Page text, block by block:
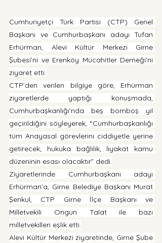
Cumhuriyetçi Türk Partisi (CTP) Genel
Başkanı ve Cumhurbaşkanı adayı Tufan
Erhürman, Alevi Kültür Merkezi Girne
Şubesi’ni ve Erenköy Mücahitler Derneği’ni
ziyaret etti.
CTP’den verilen bilgiye göre, Erhürman
ziyaretlerde yaptığı konuşmada,
Cumhurbaşkanlığı’nda beş bomboş yıl
geçirildiğini söyleyerek, “Cumhurbaşkanlığı
tüm Anayasal görevlerini ciddiyetle yerine
getirecek; hukuka bağlılık, liyakat kamu
düzeninin esası olacaktır” dedi.
Ziyaretlerinde Cumhurbaşkanı adayı
Erhürman’a, Girne Belediye Başkanı Murat
Şenkul, CTP Girne İlçe Başkanı ve
Milletvekili Ongun Talat ile bazı
milletvekilleri eşlik etti.
Alevi Kültür Merkezi ziyaretinde, Girne Şube